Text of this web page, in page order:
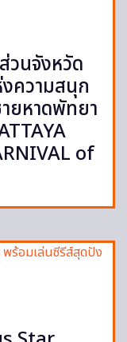
วนจังหวัด
ความสนุก
ยหาดพัทยา
of